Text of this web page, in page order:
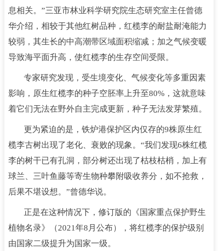
息相关。”三亚市林业科学研究院生态研究室主任曾德
华介绍，相较于其他红树品种，红榄李的耐盐耐淹能力
较弱，其生长的中高潮带区域面积缩减；加之气候变暖
导致海平面升高，使红榄李的生存空间受限。
专家研究发现，受生境变化、气候变化等多重因素
影响，原生红榄李的种子空胚率上升至80%，这就意味
着它们无法在野外自主完成更新，种子无法发芽繁殖。
更为紧迫的是，铁炉港保护区内仅存的9株原生红
榄李古树出现了老化、衰败的现象。“我们发现6株红榄
李的树干已有孔洞，部分树还出现了枯枝枯梢，加上有
球兰、三叶鱼藤等寄生物种攀附吸收养分，如不抢救，
后果不堪设想。”曾德华说。
正是在这种情况下，修订版的《国家重点保护野生
植物名录》（2021年8月公布），将红榄李的保护级别
由国家二级提升为国家一级。